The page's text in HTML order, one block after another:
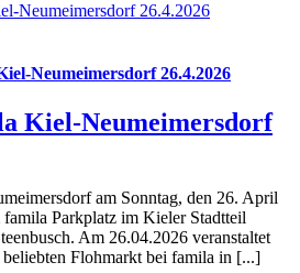
Neumeimersdorf 26.4.2026
Neumeimersdorf 26.4.2026
Kiel-Neumeimersdorf
am Sonntag, den 26. April
Parkplatz im Kieler Stadtteil
Am 26.04.2026 veranstaltet
Flohmarkt bei famila in [...]